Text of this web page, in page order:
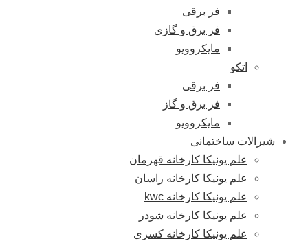
فر برقی
فر برق و گازی
مایکروویو
اتکو
فر برقی
فر برق و گاز
مایکروویو
شیرالات ساختمانی
علم یونیکا کارخانه قهرمان
علم یونیکا کارخانه راسان
علم یونیکا کارخانه kwc
علم یونیکا کارخانه شودر
علم یونیکا کارخانه کسری